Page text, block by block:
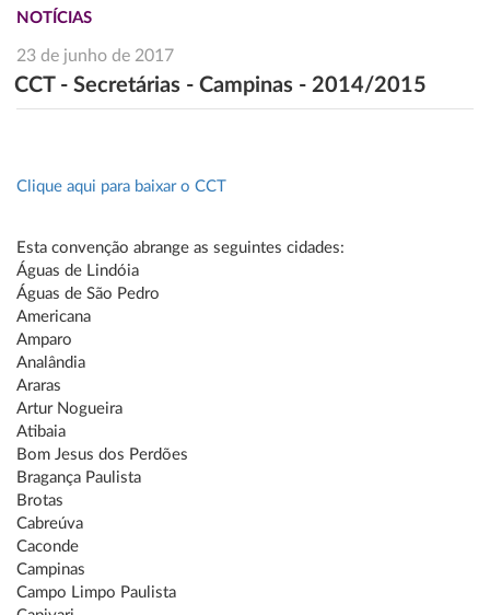
NOTÍCIAS
23 de junho de 2017
CCT - Secretárias - Campinas - 2014/2015
Clique aqui para baixar o CCT
Esta convenção abrange as seguintes cidades:
Águas de Lindóia
Águas de São Pedro
Americana
Amparo
Analândia
Araras
Artur Nogueira
Atibaia
Bom Jesus dos Perdões
Bragança Paulista
Brotas
Cabreúva
Caconde
Campinas
Campo Limpo Paulista